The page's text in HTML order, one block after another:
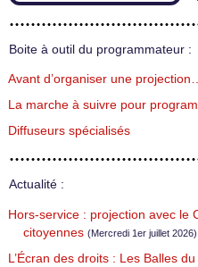
Boite à outil du programmateur :
Avant d’organiser une
La marche à suivre pour
Diffuseurs spécialisés
Actualité :
Hors-service : projection avec le
citoyennes (Mercredi 1er juillet 2026)
L’Écran des droits : Les Balles